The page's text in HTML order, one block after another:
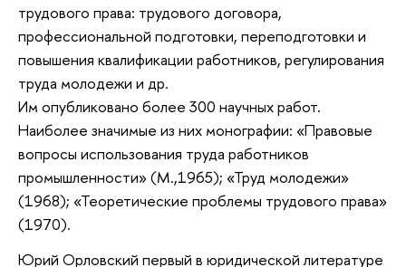
трудового права: трудового договора,
профессиональной подготовки, переподготовки и
повышения квалификации работников, регулирования
труда молодежи и др.
Им опубликовано более 300 научных работ.
Наиболее значимые из них монографии: «Правовые
вопросы использования труда работников
промышленности» (М.,1965); «Труд молодежи»
(1968); «Теоретические проблемы трудового права»
(1970).
Юрий Орловский первый в юридической литературе